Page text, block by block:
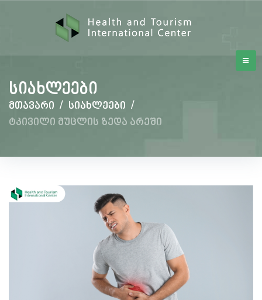
სიახლეები
მთავარი / სიახლეები /
ტკივილი მუცლის ზედა არეში